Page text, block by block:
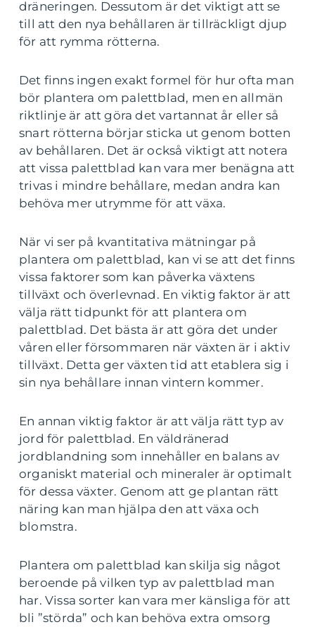
dräneringen. Dessutom är det viktigt att se
till att den nya behållaren är tillräckligt djup
för att rymma rötterna.
Det finns ingen exakt formel för hur ofta man
bör plantera om palettblad, men en allmän
riktlinje är att göra det vartannat år eller så
snart rötterna börjar sticka ut genom botten
av behållaren. Det är också viktigt att notera
att vissa palettblad kan vara mer benägna att
trivas i mindre behållare, medan andra kan
behöva mer utrymme för att växa.
När vi ser på kvantitativa mätningar på
plantera om palettblad, kan vi se att det finns
vissa faktorer som kan påverka växtens
tillväxt och överlevnad. En viktig faktor är att
välja rätt tidpunkt för att plantera om
palettblad. Det bästa är att göra det under
våren eller försommaren när växten är i aktiv
tillväxt. Detta ger växten tid att etablera sig i
sin nya behållare innan vintern kommer.
En annan viktig faktor är att välja rätt typ av
jord för palettblad. En väldränerad
jordblandning som innehåller en balans av
organiskt material och mineraler är optimalt
för dessa växter. Genom att ge plantan rätt
näring kan man hjälpa den att växa och
blomstra.
Plantera om palettblad kan skilja sig något
beroende på vilken typ av palettblad man
har. Vissa sorter kan vara mer känsliga för att
bli ”störda” och kan behöva extra omsorg